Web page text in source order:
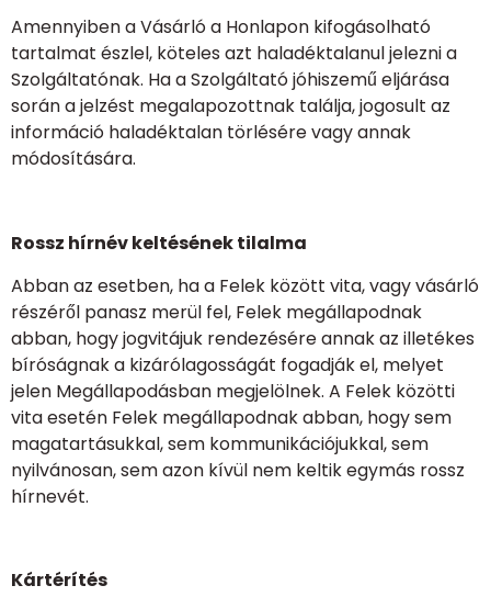
Amennyiben a Vásárló a Honlapon kifogásolható
tartalmat észlel, köteles azt haladéktalanul jelezni a
Szolgáltatónak. Ha a Szolgáltató jóhiszemű eljárása
során a jelzést megalapozottnak találja, jogosult az
információ haladéktalan törlésére vagy annak
módosítására.
Rossz hírnév keltésének tilalma
Abban az esetben, ha a Felek között vita, vagy vásárló
részéről panasz merül fel, Felek megállapodnak
abban, hogy jogvitájuk rendezésére annak az illetékes
bíróságnak a kizárólagosságát fogadják el, melyet
jelen Megállapodásban megjelölnek. A Felek közötti
vita esetén Felek megállapodnak abban, hogy sem
magatartásukkal, sem kommunikációjukkal, sem
nyilvánosan, sem azon kívül nem keltik egymás rossz
hírnevét.
Kártérítés